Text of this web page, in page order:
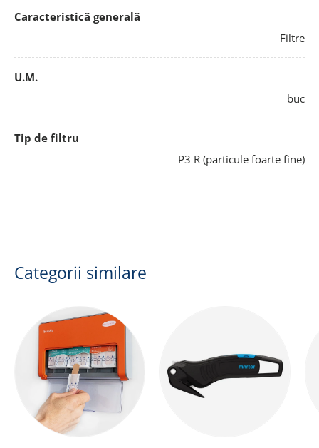
Caracteristică generală
Filtre
U.M.
buc
Tip de filtru
P3 R (particule foarte fine)
Categorii similare